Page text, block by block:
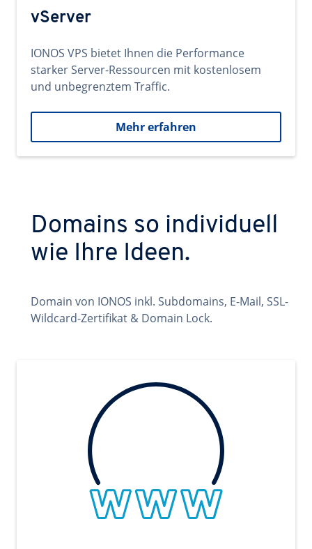
vServer
IONOS VPS bietet Ihnen die Performance
starker Server-Ressourcen mit kostenlosem
und unbegrenztem Traffic.
Mehr erfahren
Domains so individuell
wie Ihre Ideen.
Domain von IONOS inkl. Subdomains, E-Mail, SSL-
Wildcard-Zertifikat & Domain Lock.